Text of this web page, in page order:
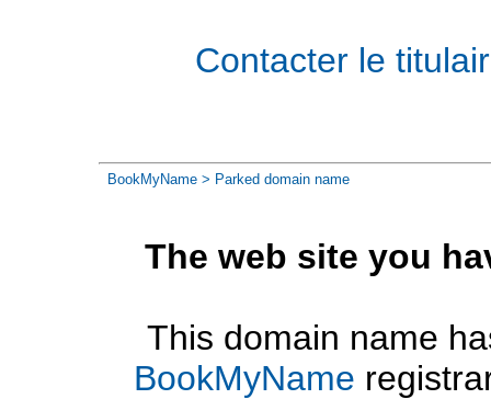
Contacter le
BookMyName > Parked domain name
The web site you
This domain name
BookMyName